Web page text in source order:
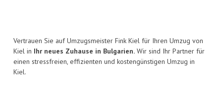
Vertrauen Sie auf Umzugsmeister Fink Kiel für Ihren Umzug von
Kiel in Ihr neues Zuhause in Bulgarien. Wir sind Ihr Partner für
einen stressfreien, effizienten und kostengünstigen Umzug in
Kiel.